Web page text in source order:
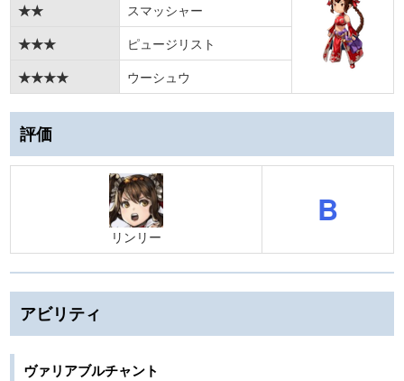
★★
スマッシャー
★★★
ピュージリスト
★★★★
ウーシュウ
評価
リンリー
B
アビリティ
ヴァリアブルチャント